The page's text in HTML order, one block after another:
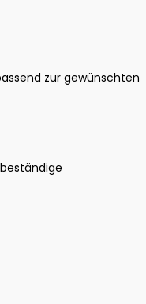
zur gewünschten